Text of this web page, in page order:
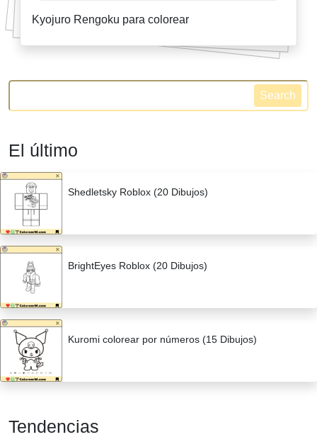
Kyojuro Rengoku para colorear
Search
El último
Shedletsky Roblox (20 Dibujos)
BrightEyes Roblox (20 Dibujos)
Kuromi colorear por números (15 Dibujos)
Tendencias